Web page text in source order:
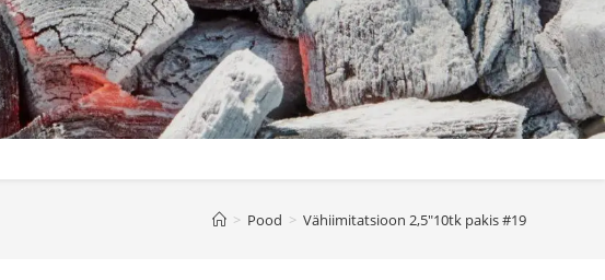
> Pood > Vähiimitatsioon 2,5″10tk pakis #19